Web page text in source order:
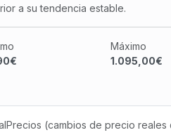
a su tendencia estable.
Máximo
1.095,00€
(cambios de precio